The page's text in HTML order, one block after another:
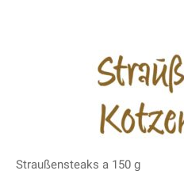
Straußensteaks a 150 g